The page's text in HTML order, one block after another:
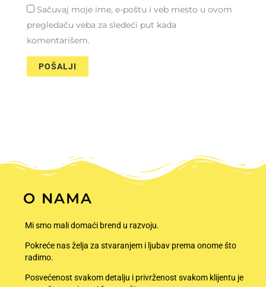
Sačuvaj moje ime, e-poštu i veb mesto u ovom
pregledaču veba za sledeći put kada
komentarišem.
O NAMA
Mi smo mali domaći brend u razvoju.
Pokreće nas želja za stvaranjem i ljubav prema onome što
radimo.
Posvećenost svakom detalju i privrženost svakom klijentu je